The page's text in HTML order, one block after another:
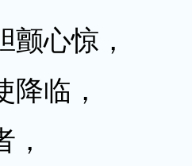
颤心惊，
降临，